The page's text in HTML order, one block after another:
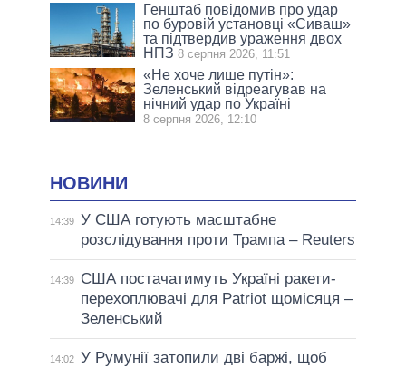
Генштаб повідомив про удар
по буровій установці «Сиваш»
та підтвердив ураження двох
НПЗ 8 серпня 2026, 11:51
«Не хоче лише путін»:
Зеленський відреагував на
нічний удар по Україні
8 серпня 2026, 12:10
НОВИНИ
14:39 У США готують масштабне
розслідування проти Трампа – Reuters
14:39
США постачатимуть Україні ракети-
перехоплювачі для Patriot щомісяця –
Зеленський
14:02 У Румунії затопили дві баржі, щоб